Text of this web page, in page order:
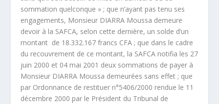
sommation quelconque » ; que n’ayant pas tenu ses
engagements, Monsieur DIARRA Moussa demeure
devoir à la SAFCA, selon cette dernière, un solde d’un
montant de 18.332.167 francs CFA ; que dans le cadre
du recouvrement de ce montant, la SAFCA notifia les 27
juin 2000 et 04 mai 2001 deux sommations de payer à
Monsieur DIARRA Moussa demeurées sans effet ; que
par Ordonnance de restituer n°5406/2000 rendue le 11
décembre 2000 par le Président du Tribunal de